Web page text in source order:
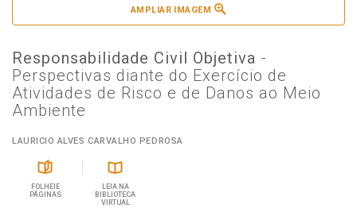
AMPLIAR IMAGEM
Responsabilidade Civil Objetiva -
Perspectivas diante do Exercício de
Atividades de Risco e de Danos ao Meio
Ambiente
LAURICIO ALVES CARVALHO PEDROSA
FOLHEIE
PÁGINAS
LEIA NA
BIBLIOTECA
VIRTUAL